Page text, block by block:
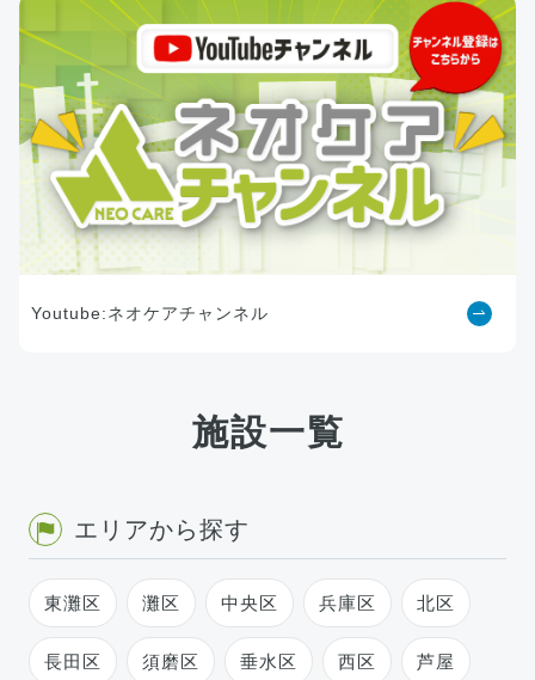
Youtube:ネオケアチャンネル
施設一覧
エリアから探す
東灘区 灘区 中央区 兵庫区 北区
長田区 須磨区 垂水区 西区 芦屋